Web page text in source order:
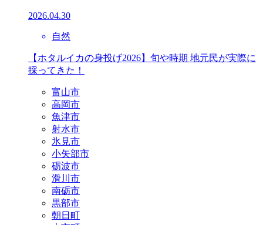
2026.04.30
自然
【ホタルイカの身投げ2026】旬や時期 地元民が実際に
採ってきた！
富山市
高岡市
魚津市
射水市
氷見市
小矢部市
砺波市
滑川市
南砺市
黒部市
朝日町